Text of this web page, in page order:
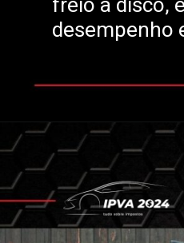
freio a disco,
desempenho